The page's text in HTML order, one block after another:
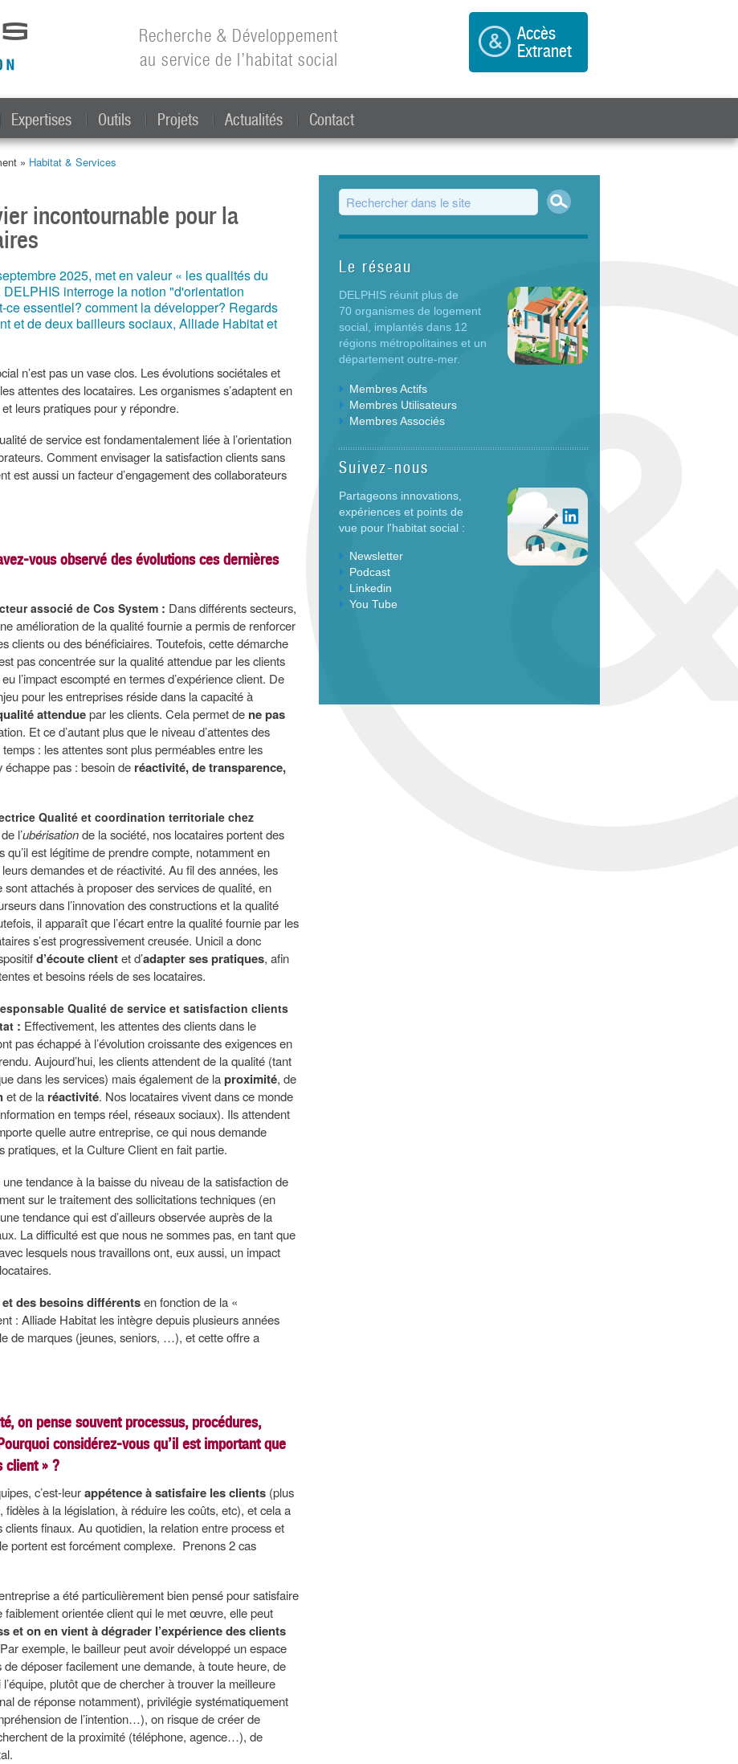
contenu
principal
Recherche & Développement
au service de l’habitat social
Accès
Extranet
Expertises Outils Projets Actualités Contact
» Habitat & Services
incontournable pour la
2025, met en valeur « les qualités du
interroge la notion "d'orientation
essentiel? comment la développer? Regards
et de deux bailleurs sociaux, Alliade Habitat et
n’est pas un vase clos. Les évolutions sociétales et
attentes des locataires. Les organismes s’adaptent en
leurs pratiques pour y répondre.
de service est fondamentalement liée à l’orientation
Comment envisager la satisfaction clients sans
est aussi un facteur d’engagement des collaborateurs
vous observé des évolutions ces dernières
associé de Cos System : Dans différents secteurs,
amélioration de la qualité fournie a permis de renforcer
clients ou des bénéficiaires. Toutefois, cette démarche
pas concentrée sur la qualité attendue par les clients
l’impact escompté en termes d’expérience client. De
pour les entreprises réside dans la capacité à
attenduepar les clients. Cela permet de ne pas
Et ce d’autant plus que le niveau d’attentes des
: les attentes sont plus perméables entre les
échappe pas : besoin de réactivité, de transparence,
Qualité et coordination territoriale chez
l’ubérisationde la société, nos locataires portent des
qu’il est légitime de prendre compte, notamment en
demandes et de réactivité. Au fil des années, les
sont attachés à proposer des services de qualité, en
dans l’innovation des constructions et la qualité
il apparaît que l’écart entre la qualité fournie par les
s’est progressivement creusée. Unicil a donc
d’écoute clientet d’adapter ses pratiques, afin
et besoins réels de ses locataires.
Qualité de service et satisfaction clients
: Effectivement, les attentes des clients dans le
pas échappé à l’évolution croissante des exigences en
Aujourd’hui, les clients attendent de la qualité (tant
dans les services) mais également de laproximité, de
et de la réactivité. Nos locataires vivent dans ce monde
en temps réel, réseaux sociaux). Ils attendent
quelle autre entreprise, ce qui nous demande
pratiques, et la Culture Client en fait partie.
tendance à la baisse du niveau de la satisfaction de
sur le traitement des sollicitations techniques (en
tendance qui est d’ailleurs observée auprès de la
La difficulté est que nous ne sommes pas, en tant que
lesquels nous travaillons ont, eux aussi, un impact
des besoins différentsen fonction de la «
: Alliade Habitat les intègre depuis plusieurs années
de marques (jeunes, seniors, …), et cette offre a
on pense souvent processus, procédures,
considérez-vous qu’il est important que
client » ?
c’est-leurappétence à satisfaire les clients (plus
à la législation, à réduire les coûts, etc), et cela a
finaux. Au quotidien, la relation entre process et
portent est forcément complexe. Prenons 2 cas
a été particulièrement bien pensé pour satisfaire
faiblement orientée client qui le met œuvre, elle peut
et on en vient à dégrader l’expérience des clients
exemple, le bailleur peut avoir développé un espace
déposer facilement une demande, à toute heure, de
plutôt que de chercher à trouver la meilleure
de réponse notamment), privilégie systématiquement
de l’intention…), on risque de créer de
de la proximité (téléphone, agence…), de
Formulaire de recherche
Rechercher
Le réseau
DELPHIS réunit plus de
70 organismes de logement
social, implantés dans 12
régions métropolitaines et un
département outre-mer.
Membres Actifs
Membres Utilisateurs
Membres Associés
Suivez-nous
Partageons innovations,
expériences et points de
vue pour l'habitat social :
Newsletter
Podcast
Linkedin
You Tube